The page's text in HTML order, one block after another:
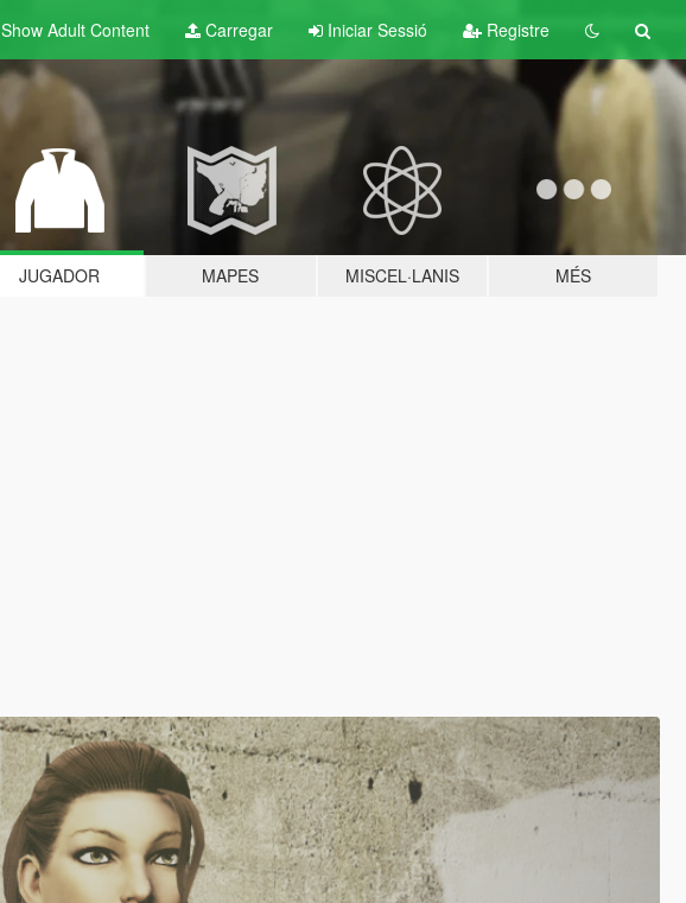
Show Adult Content Carregar Iniciar Sessió Registre
JUGADOR MAPES MISCEL·LANIS MÉS